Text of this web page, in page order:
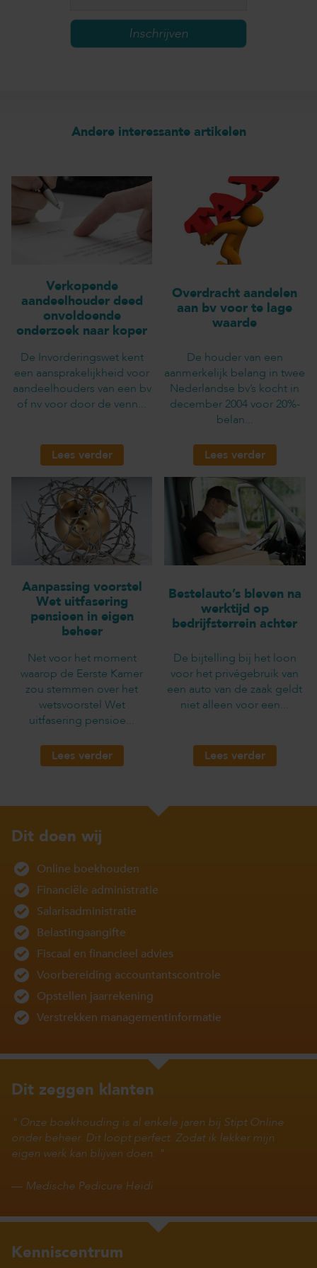
Andere interessante artikelen
Verkopende
aandeelhouder deed
onvoldoende
onderzoek naar koper
De Invorderingswet kent
een aansprakelijkheid voor
aandeelhouders van een bv
of nv voor door de venn...
Lees verder
Overdracht aandelen
aan bv voor te lage
waarde
De houder van een
aanmerkelijk belang in twee
Nederlandse bv’s kocht in
december 2004 voor 20%-
belan...
Lees verder
Aanpassing voorstel
Wet uitfasering
pensioen in eigen
beheer
Net voor het moment
waarop de Eerste Kamer
zou stemmen over het
wetsvoorstel Wet
uitfasering pensioe...
Lees verder
Bestelauto’s bleven na
werktijd op
bedrijfsterrein achter
De bijtelling bij het loon
voor het privégebruik van
een auto van de zaak geldt
niet alleen voor een...
Lees verder
Dit doen wij
Online boekhouden
Financiële administratie
Salarisadministratie
Belastingaangifte
Fiscaal en financieel advies
Voorbereiding accountantscontrole
Opstellen jaarrekening
Verstrekken managementinformatie
Dit zeggen klanten
Onze boekhouding is al enkele jaren bij Stipt Online
onder beheer. Dit loopt perfect. Zodat ik lekker mijn
eigen werk kan blijven doen.
— Medische Pedicure Heidi
Kenniscentrum